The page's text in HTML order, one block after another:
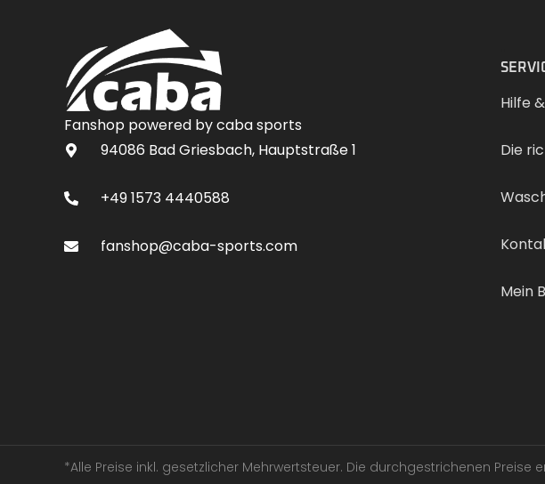
Fanshop powered by caba sports
94086 Bad Griesbach, Hauptstraße 1
+49 1573 4440588
fanshop@caba-sports.com
Hilfe
Die
Mein
*Alle Preise inkl. gesetzlicher Mehrwertsteuer. Die durchgestrichenen Preise